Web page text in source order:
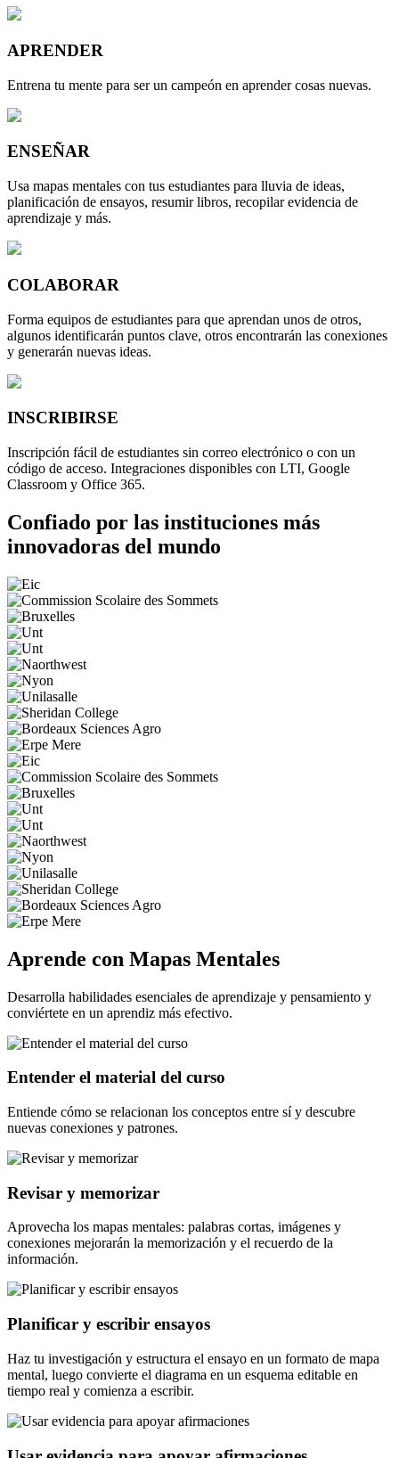
APRENDER
Entrena tu mente para ser un campeón en aprender cosas nuevas.
ENSEÑAR
Usa mapas mentales con tus estudiantes para lluvia de ideas,
planificación de ensayos, resumir libros, recopilar evidencia de
aprendizaje y más.
COLABORAR
Forma equipos de estudiantes para que aprendan unos de otros,
algunos identificarán puntos clave, otros encontrarán las conexiones
y generarán nuevas ideas.
INSCRIBIRSE
Inscripción fácil de estudiantes sin correo electrónico o con un
código de acceso. Integraciones disponibles con LTI, Google
Classroom y Office 365.
Confiado por las instituciones más
innovadoras del mundo
Aprende con Mapas Mentales
Desarrolla habilidades esenciales de aprendizaje y pensamiento y
conviértete en un aprendiz más efectivo.
Entender el material del curso
Entiende cómo se relacionan los conceptos entre sí y descubre
nuevas conexiones y patrones.
Revisar y memorizar
Aprovecha los mapas mentales: palabras cortas, imágenes y
conexiones mejorarán la memorización y el recuerdo de la
información.
Planificar y escribir ensayos
Haz tu investigación y estructura el ensayo en un formato de mapa
mental, luego convierte el diagrama en un esquema editable en
tiempo real y comienza a escribir.